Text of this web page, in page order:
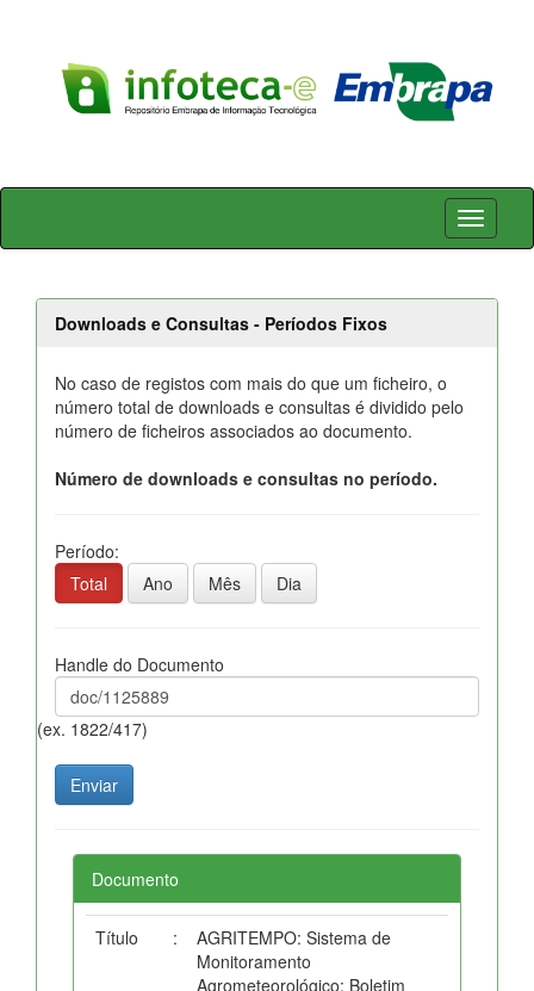
Skip
Downloads e Consultas - Períodos Fixos
No caso de registos com mais do que um ficheiro, o
número total de downloads e consultas é dividido pelo
número de ficheiros associados ao documento.
Número de downloads e consultas no período.
Período:
Total
Ano Mês Dia
Handle do Documento
(ex. 1822/417)
Documento
Título :
AGRITEMPO: Sistema de
Monitoramento
Agrometeorológico: Boletim